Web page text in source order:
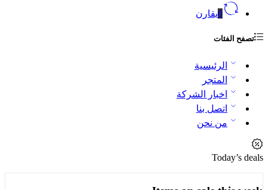
0يقارن
تصفح الفئات
الرئيسية
المتجر
اخبار الشركة
اتصل بنا
من نحن
Today’s deals